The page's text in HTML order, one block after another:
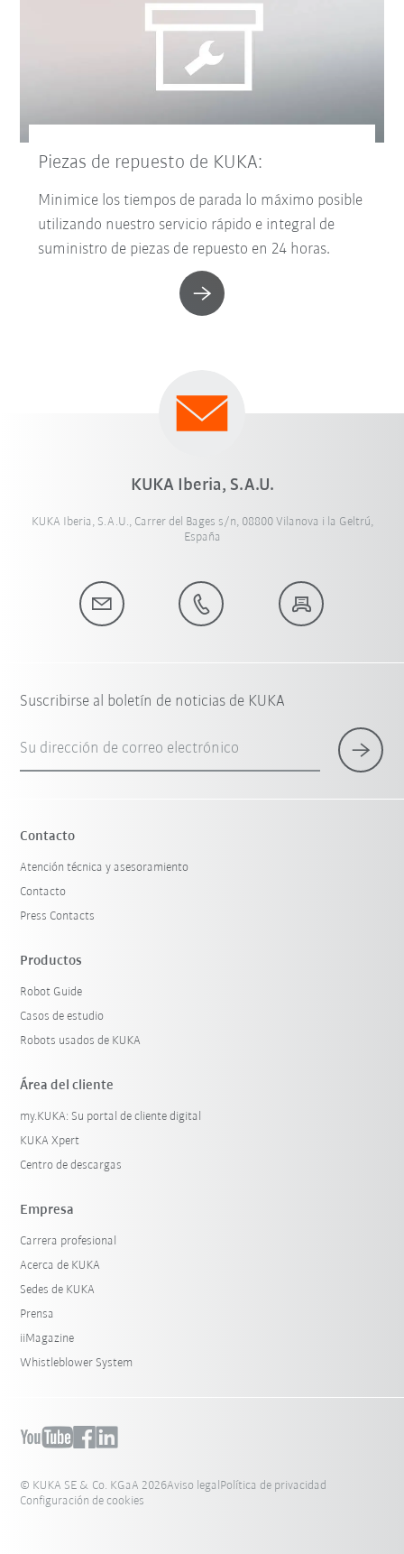
Piezas de repuesto de KUKA:
Minimice los tiempos de parada lo máximo posible
utilizando nuestro servicio rápido e integral de
suministro de piezas de repuesto en 24 horas.
KUKA Iberia, S.A.U.
KUKA Iberia, S.A.U., Carrer del Bages s/n, 08800 Vilanova i la Geltrú,
España
Suscribirse al boletín de noticias de KUKA
Su dirección de correo electrónico
Contacto
Atención técnica y asesoramiento
Contacto
Press Contacts
Productos
Robot Guide
Casos de estudio
Robots usados de KUKA
Área del cliente
my.KUKA: Su portal de cliente digital
KUKA Xpert
Centro de descargas
Empresa
Carrera profesional
Acerca de KUKA
Sedes de KUKA
Prensa
iiMagazine
Whistleblower System
© KUKA SE & Co. KGaA 2026Aviso legalPolítica de privacidad
Configuración de cookies